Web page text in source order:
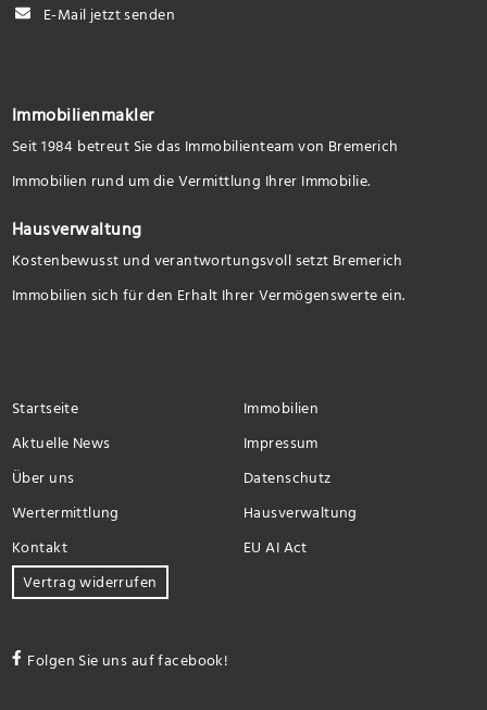
E-Mail jetzt senden
Immobilienmakler
Seit 1984 betreut Sie das Immobilienteam von Bremerich
Immobilien rund um die Vermittlung Ihrer Immobilie.
Hausverwaltung
Kostenbewusst und verantwortungsvoll setzt Bremerich
Immobilien sich für den Erhalt Ihrer Vermögenswerte ein.
Startseite
Immobilien
Aktuelle News
Impressum
Über uns
Datenschutz
Wertermittlung
Hausverwaltung
Kontakt
EU AI Act
Vertrag widerrufen
Folgen Sie uns auf facebook!